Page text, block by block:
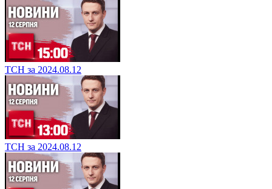
ТСН за 2024.08.12
ТСН за 2024.08.12